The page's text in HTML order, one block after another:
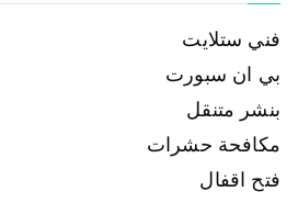
فني ستلايت
بي ان سبورت
بنشر متنقل
مكافحة حشرات
فتح اقفال